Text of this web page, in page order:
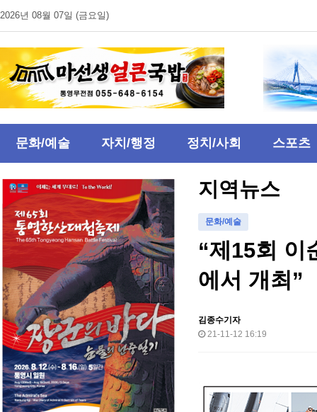
2026년 08월 07일 (금요일)
문화/예술 자치/행정 정치/사회 스포츠
지역뉴스
문화/예술
“제15회 이
에서 개최”
김종수기자
21-11-12 16:19